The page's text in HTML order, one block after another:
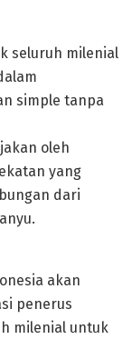
seluruh milenial
simple tanpa
oleh
yang
dari
akan
penerus
milenial untuk